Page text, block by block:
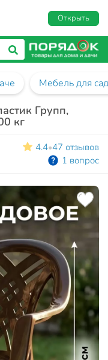
Открыть
Мебель для
Групп,
кг
4.4•47 отзывов
1 вопрос